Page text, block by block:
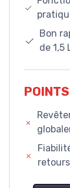
Bon
de 1,5